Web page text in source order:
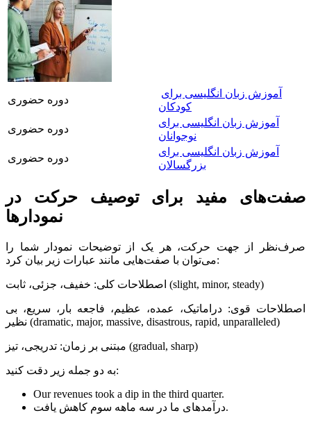
دوره حضوری
آموزش زبان انگلیسی برای
کودکان
دوره حضوری
آموزش زبان انگلیسی برای
نوجوانان
دوره حضوری
آموزش زبان انگلیسی برای
بزرگسالان
صفت‌های مفید برای توصیف حرکت در
نمودارها
صرف‌نظر از جهت حرکت، هر یک از توضیحات نمودار شما را
می‌توان با صفت‌هایی مانند عبارات زیر بیان کرد:
اصطلاحات کلی: خفیف، جزئی، ثابت (slight, minor, steady)
اصطلاحات قوی: دراماتیک، عمده، عظیم، فاجعه بار، سریع، بی
نظیر (dramatic, major, massive, disastrous, rapid, unparalleled)
مبتنی بر زمان: تدریجی، تیز (gradual, sharp)
به دو جمله زیر دقت کنید:
Our revenues took a dip in the third quarter.
درآمدهای ما در سه ماهه سوم کاهش یافت.